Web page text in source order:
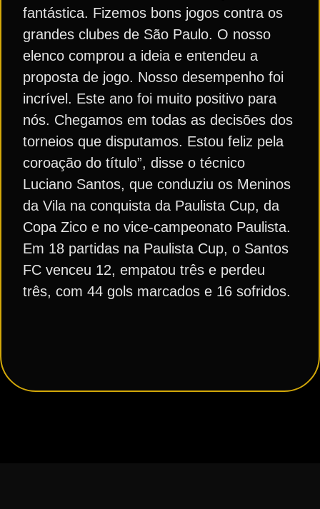
fantástica. Fizemos bons jogos contra os
grandes clubes de São Paulo. O nosso
elenco comprou a ideia e entendeu a
proposta de jogo. Nosso desempenho foi
incrível. Este ano foi muito positivo para
nós. Chegamos em todas as decisões dos
torneios que disputamos. Estou feliz pela
coroação do título”, disse o técnico
Luciano Santos, que conduziu os Meninos
da Vila na conquista da Paulista Cup, da
Copa Zico e no vice-campeonato Paulista.
Em 18 partidas na Paulista Cup, o Santos
FC venceu 12, empatou três e perdeu
três, com 44 gols marcados e 16 sofridos.